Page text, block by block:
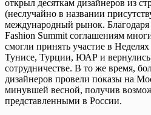
открыл десяткам дизайнеров из
(неслучайно в названии
международный рынок.
Fashion Summit соглашениям
смогли принять участие в
Тунисе, Турции, ЮАР и вернулись
сотрудничестве. В то же время,
дизайнеров провели показы на
минувшей весной, получив
представленными в России.